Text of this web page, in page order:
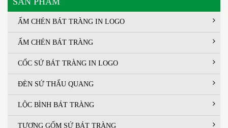
ẤM CHÉN BÁT TRÀNG IN LOGO
ẤM CHÉN BÁT TRÀNG
CỐC SỨ BÁT TRÀNG IN LOGO
ĐÈN SỨ THẤU QUANG
LỘC BÌNH BÁT TRÀNG
TƯỢNG GỐM SỨ BÁT TRÀNG